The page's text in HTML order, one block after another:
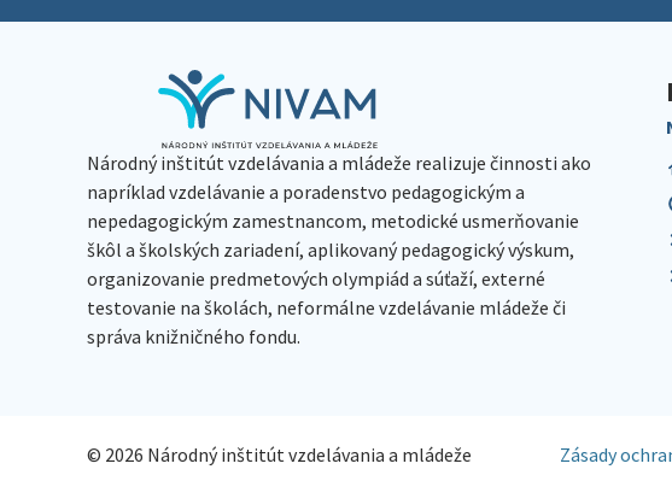
Národný inštitút vzdelávania a mládeže realizuje činnosti ako
napríklad vzdelávanie a poradenstvo pedagogickým a
nepedagogickým zamestnancom, metodické usmerňovanie
škôl a školských zariadení, aplikovaný pedagogický výskum,
organizovanie predmetových olympiád a súťaží, externé
testovanie na školách, neformálne vzdelávanie mládeže či
správa knižničného fondu.
© 2026 Národný inštitút vzdelávania a mládeže Zásady